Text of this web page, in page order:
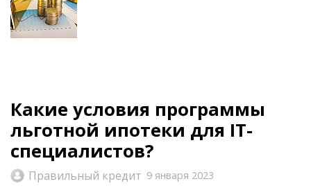
Какие условия программы
льготной ипотеки для IT-
специалистов​?
Правильный кредит 9 января 2023